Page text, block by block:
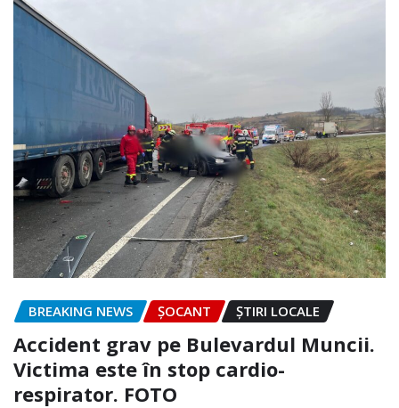
BREAKING NEWS ȘOCANT ȘTIRI LOCALE
Accident grav pe Bulevardul Muncii.
Victima este în stop cardio-
respirator. FOTO